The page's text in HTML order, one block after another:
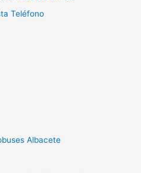
Teléfono
Albacete